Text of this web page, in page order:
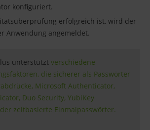
konfiguriert.
erfolgreich ist, wird der
Anwendung angemeldet.
unterstützt verschiedene
die sicherer als Passwörter
Microsoft Authenticator,
Duo Security, YubiKey
zeitbasierte Einmalpasswörter.